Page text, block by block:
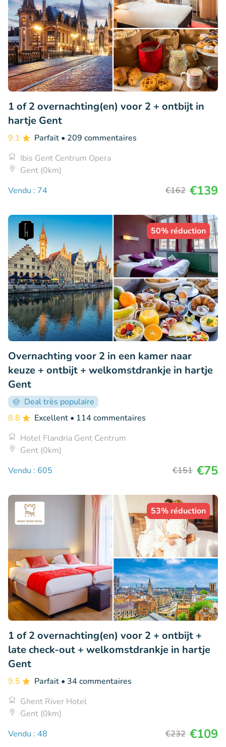
1 of 2 overnachting(en) voor 2 + ontbijt in
hartje Gent
9.1 Parfait • 209 commentaires
Ibis Gent Centrum Opera
Gent (0km)
Vendu : 74
€162 €139
50% réduction
Overnachting voor 2 in een kamer naar
keuze + ontbijt + welkomstdrankje in hartje
Gent
Deal très populaire
8.8
Excellent • 114 commentaires
Hotel Flandria Gent Centrum
Gent (0km)
Vendu : 605
€151 €75
53% réduction
1 of 2 overnachting(en) voor 2 + ontbijt +
late check-out + welkomstdrankje in hartje
Gent
9.5 Parfait • 34 commentaires
Ghent River Hotel
Gent (0km)
Vendu : 48
€232 €109